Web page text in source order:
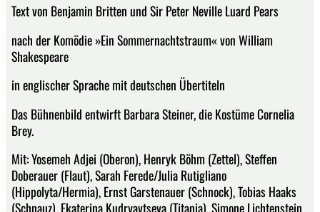
Text von Benjamin Britten und Sir Peter Neville Luard Pears
nach der Komödie »Ein Sommernachtstraum« von William
Shakespeare
in englischer Sprache mit deutschen Übertiteln
Das Bühnenbild entwirft Barbara Steiner, die Kostüme Cornelia
Brey.
Mit: Yosemeh Adjei (Oberon), Henryk Böhm (Zettel), Steffen
Doberauer (Flaut), Sarah Ferede/Julia Rutigliano
(Hippolyta/Hermia), Ernst Garstenauer (Schnock), Tobias Haaks
(Schnauz), Ekaterina Kudryavtseva (Titania), Simone Lichtenstein